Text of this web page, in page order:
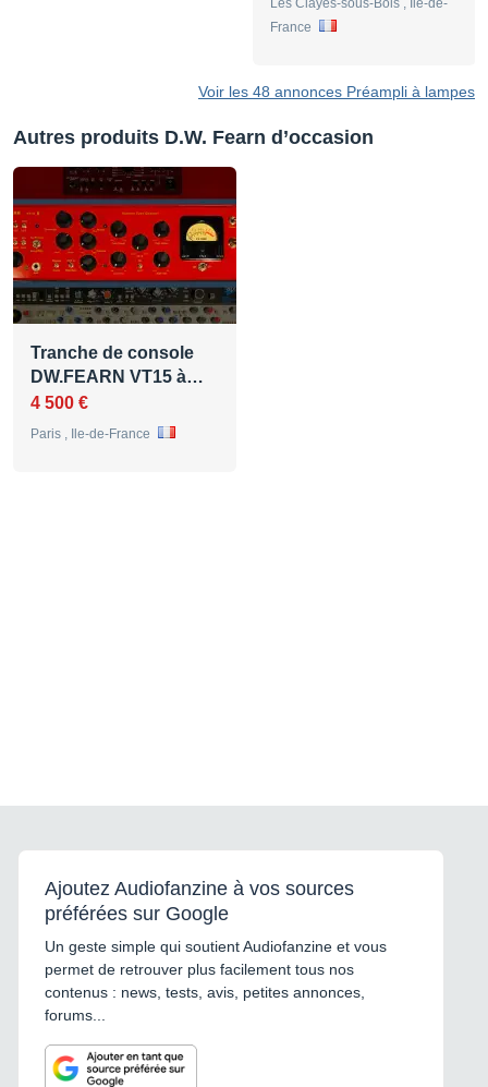
France
Voir les 48 annonces Préampli à lampes
Autres produits D.W. Fearn d’occasion
Tranche de console
DW.FEARN VT15 à…
4 500 €
Paris , Ile-de-France
Ajoutez Audiofanzine à vos sources
préférées sur Google
Un geste simple qui soutient Audiofanzine et vous
permet de retrouver plus facilement tous nos
contenus : news, tests, avis, petites annonces,
forums...